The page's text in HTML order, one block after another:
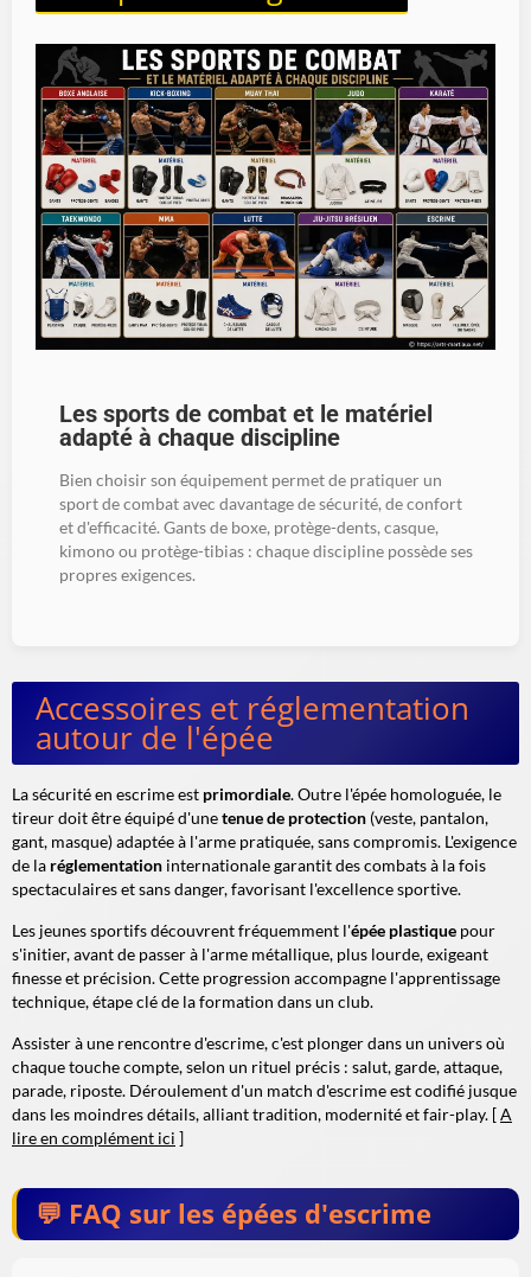
Les sports de combat et le matériel
adapté à chaque discipline
Bien choisir son équipement permet de pratiquer un
sport de combat avec davantage de sécurité, de confort
et d'efficacité. Gants de boxe, protège-dents, casque,
kimono ou protège-tibias : chaque discipline possède ses
propres exigences.
Accessoires et réglementation
autour de l'épée
La sécurité en escrime est primordiale. Outre l'épée homologuée, le
tireur doit être équipé d'unetenue de protection (veste, pantalon,
gant, masque) adaptée à l'arme pratiquée, sans compromis. L'exigence
de la réglementation internationale garantit des combats à la fois
spectaculaires et sans danger, favorisant l'excellence sportive.
Les jeunes sportifs découvrent fréquemment l'épée plastique pour
s'initier, avant de passer à l'arme métallique, plus lourde, exigeant
finesse et précision. Cette progression accompagne l'apprentissage
technique, étape clé de la formation dans un club.
Assister à une rencontre d'escrime, c'est plonger dans un univers où
chaque touche compte, selon un rituel précis : salut, garde, attaque,
parade, riposte. Déroulement d'un match d'escrime est codifié jusque
dans les moindres détails, alliant tradition, modernité et fair-play. [A
lire en complément ici ]
FAQ sur les épées d'escrime